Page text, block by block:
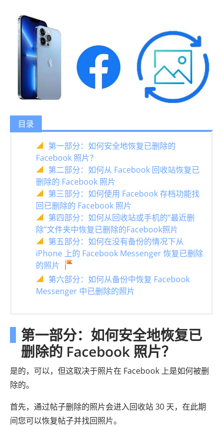
目录
第一部分：如何安全地恢复已删除的
Facebook 照片？
第二部分：如何从 Facebook 回收站恢复已
删除的 Facebook 照片
第三部分：如何使用 Facebook 存档功能找
回已删除的 Facebook 照片
第四部分：如何从回收站或手机的“最近删
除”文件夹中恢复已删除的Facebook照片
第五部分：如何在没有备份的情况下从
iPhone 上的 Facebook Messenger 恢复已删除
的照片
第六部分：如何从备份中恢复 Facebook
Messenger 中已删除的照片
第一部分：如何安全地恢复已
删除的 Facebook 照片？
是的，可以，但这取决于照片在 Facebook 上是如何被删
除的。
首先，通过帖子删除的照片会进入回收站 30 天，在此期
间您可以恢复帖子并找回照片。